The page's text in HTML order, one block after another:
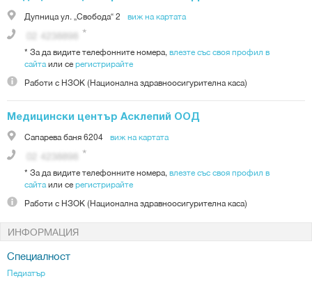
Дупницаул. „Свобода“ 2 виж на картата
* За да видите телефонните номера, влезте със своя профил в
сайтаили серегистрирайте
Работи с НЗОК (Национална здравноосигурителна каса)
Медицински център Асклепий ООД
Сапарева баня6204 виж на картата
* За да видите телефонните номера, влезте със своя профил в
сайтаили серегистрирайте
Работи с НЗОК (Национална здравноосигурителна каса)
ИНФОРМАЦИЯ
Специалност
Педиатър